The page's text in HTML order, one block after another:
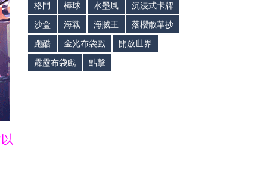
格鬥
棒球 水墨風
沉浸式卡牌
沙盒
海戰 海賊王
落櫻散華抄
跑酷
金光布袋戲
開放世界
霹靂布袋戲
點擊